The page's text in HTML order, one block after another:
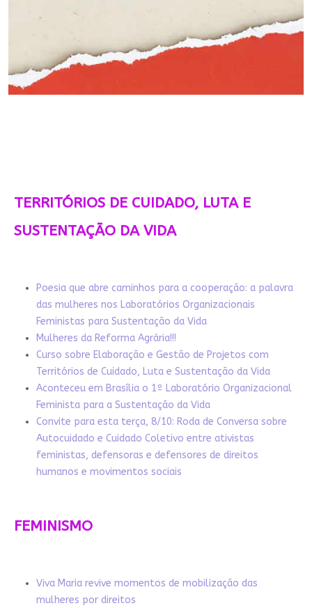
TERRITÓRIOS DE CUIDADO, LUTA E
SUSTENTAÇÃO DA VIDA
Poesia que abre caminhos para a cooperação: a palavra
das mulheres nos Laboratórios Organizacionais
Feministas para Sustentação da Vida
Mulheres da Reforma Agrária!!!
Curso sobre Elaboração e Gestão de Projetos com
Territórios de Cuidado, Luta e Sustentação da Vida
Aconteceu em Brasília o 1º Laboratório Organizacional
Feminista para a Sustentação da Vida
Convite para esta terça, 8/10: Roda de Conversa sobre
Autocuidado e Cuidado Coletivo entre ativistas
feministas, defensoras e defensores de direitos
humanos e movimentos sociais
FEMINISMO
Viva Maria revive momentos de mobilização das
mulheres por direitos